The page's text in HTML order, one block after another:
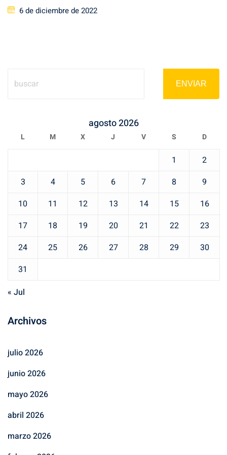
Posted
6 de diciembre de 2022
ENVIAR
agosto 2026
L M X J V S D
1
2
3
4 5 6 7 8
9
10
11 12 13 14 15
16
17
18 19 20 21 22
23
24
25 26 27 28 29
30
31
« Jul
Archivos
julio 2026
junio 2026
mayo 2026
abril 2026
marzo 2026